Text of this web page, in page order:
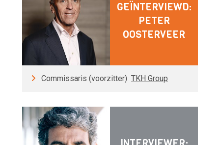
GEÏNTERVIEWD:
PETER
OOSTERVEER
Commissaris (voorzitter) TKH Group